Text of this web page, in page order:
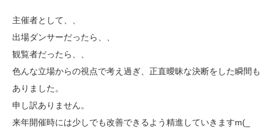
主催者として、、
出場ダンサーだったら、、
観覧者だったら、、
色んな立場からの視点で考え過ぎ、正直曖昧な決断をした瞬間も
ありました。
申し訳ありません。
来年開催時には少しでも改善できるよう精進していきますm(_